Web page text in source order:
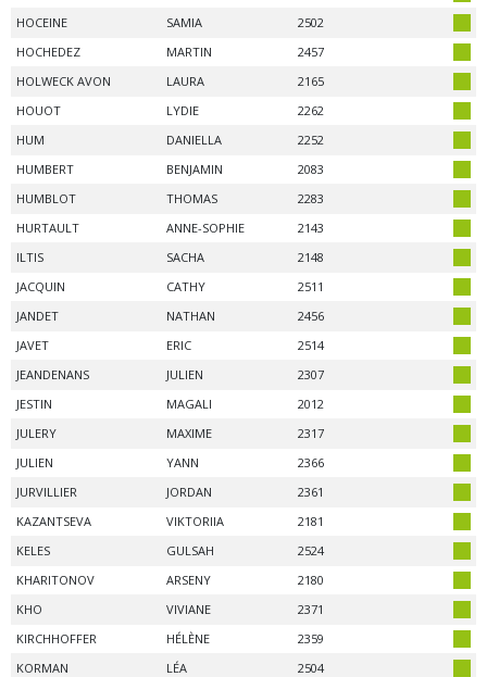
HOCEINE
SAMIA
2502
HOCHEDEZ
MARTIN
2457
HOLWECK AVON
LAURA
2165
HOUOT
LYDIE
2262
HUM
DANIELLA
2252
HUMBERT
BENJAMIN
2083
HUMBLOT
THOMAS
2283
HURTAULT
ANNE-SOPHIE
2143
ILTIS
SACHA
2148
JACQUIN
CATHY
2511
JANDET
NATHAN
2456
JAVET
ERIC
2514
JEANDENANS
JULIEN
2307
JESTIN
MAGALI
2012
JULERY
MAXIME
2317
JULIEN
YANN
2366
JURVILLIER
JORDAN
2361
KAZANTSEVA
VIKTORIIA
2181
KELES
GULSAH
2524
KHARITONOV
ARSENY
2180
KHO
VIVIANE
2371
KIRCHHOFFER
HÉLÈNE
2359
KORMAN
LÉA
2504